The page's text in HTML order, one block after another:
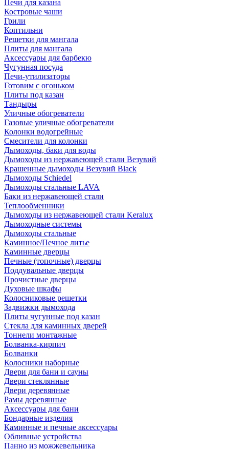
Печи для казана
Костровые чаши
Грили
Коптильни
Решетки для мангала
Плиты для мангала
Аксессуары для барбекю
Чугунная посуда
Печи-утилизаторы
Готовим с огоньком
Плиты под казан
Тандыры
Уличные обогреватели
Газовые уличные обогреватели
Колонки водогрейные
Смесители для колонки
Дымоходы, баки для воды
Дымоходы из нержавеющей стали Везувий
Крашенные дымоходы Везувий Black
Дымоходы Schiedel
Дымоходы стальные LAVA
Баки из нержавеющей стали
Теплообменники
Дымоходы из нержавеющей стали Keralux
Дымоходные системы
Дымоходы стальные
Каминное/Печное литье
Каминные дверцы
Печные (топочные) дверцы
Поддувальные дверцы
Прочистные дверцы
Духовые шкафы
Колосниковые решетки
Задвижки дымохода
Плиты чугунные под казан
Стекла для каминных дверей
Тоннели монтажные
Болванка-кирпич
Болванки
Колосники наборные
Двери для бани и сауны
Двери стеклянные
Двери деревянные
Рамы деревянные
Аксессуары для бани
Бондарные изделия
Каминные и печные аксессуары
Обливные устройства
Панно из можжевельника